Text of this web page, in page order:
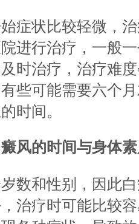
状比较轻微，治
进行治疗，一般
时治疗，治疗难
些可能需要六个
时间。
的时间与身体素
和性别，因此白
治疗时可能比较